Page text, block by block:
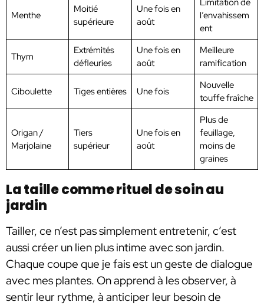
Menthe
Moitié
supérieure
Une fois en
août
Limitation de
l’envahissem
ent
Thym
Extrémités
défleuries
Une fois en
août
Meilleure
ramification
Ciboulette Tiges entières Une fois
Nouvelle
touffe fraîche
Origan /
Marjolaine
Tiers
supérieur
Une fois en
août
Plus de
feuillage,
moins de
graines
La taille comme rituel de soin au
jardin
Tailler, ce n’est pas simplement entretenir, c’est
aussi créer un lien plus intime avec son jardin.
Chaque coupe que je fais est un geste de dialogue
avec mes plantes. On apprend à les observer, à
sentir leur rythme, à anticiper leur besoin de